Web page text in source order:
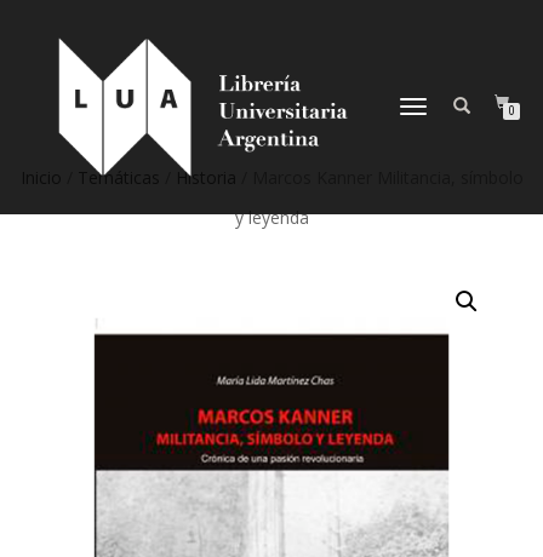
NAVEGACIÓN
0
Temáticas Historia
y leyenda